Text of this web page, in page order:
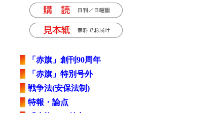
「赤旗」創刊90周年
「赤旗」特別号外
戦争法(安保法制)
特報・論点